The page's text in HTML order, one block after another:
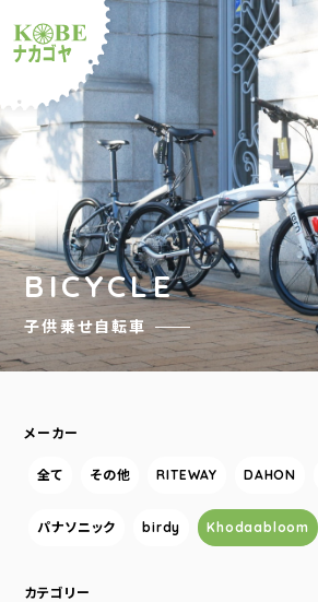
ルショップナカゴヤ
BICYCLE
子供乗せ自転車
メーカー
全て その他 RITEWAY DAHON
パナソニック birdy Khodaabloom
カテゴリー